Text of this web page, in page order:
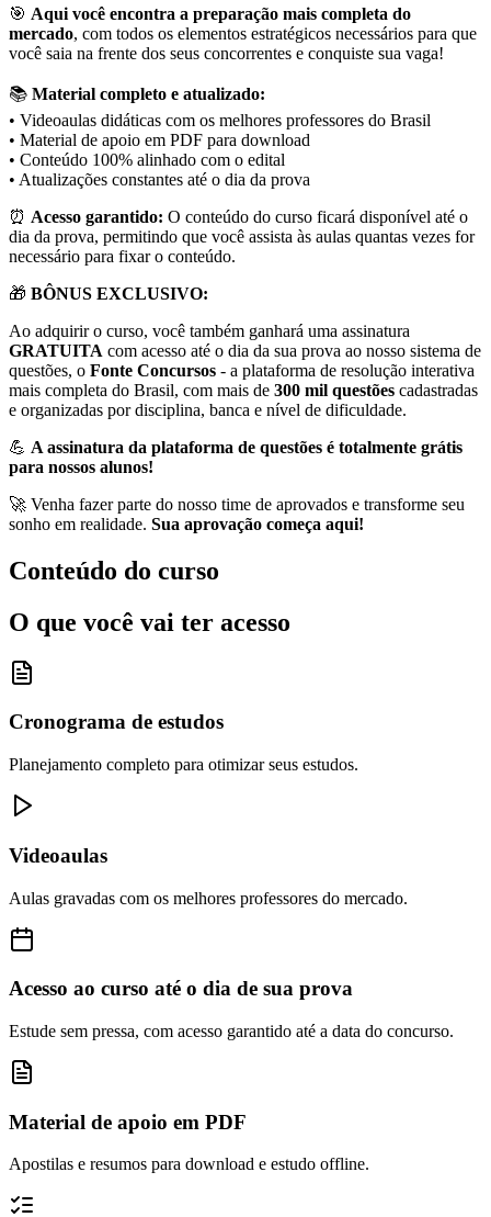
🎯 Aqui você encontra a preparação mais completa do
mercado, com todos os elementos estratégicos necessários para que
você saia na frente dos seus concorrentes e conquiste sua vaga!
📚 Material completo e atualizado:
• Videoaulas didáticas com os melhores professores do Brasil
• Material de apoio em PDF para download
• Conteúdo 100% alinhado com o edital
• Atualizações constantes até o dia da prova
⏰ Acesso garantido: O conteúdo do curso ficará disponível até o
dia da prova, permitindo que você assista às aulas quantas vezes for
necessário para fixar o conteúdo.
🎁 BÔNUS EXCLUSIVO:
Ao adquirir o curso, você também ganhará uma assinatura
GRATUITA com acesso até o dia da sua prova ao nosso sistema de
questões, o Fonte Concursos - a plataforma de resolução interativa
mais completa do Brasil, com mais de 300 mil questões cadastradas
e organizadas por disciplina, banca e nível de dificuldade.
💪 A assinatura da plataforma de questões é totalmente grátis
para nossos alunos!
🚀 Venha fazer parte do nosso time de aprovados e transforme seu
sonho em realidade. Sua aprovação começa aqui!
Conteúdo do curso
O que você vai ter acesso
Cronograma de estudos
Planejamento completo para otimizar seus estudos.
Videoaulas
Aulas gravadas com os melhores professores do mercado.
Acesso ao curso até o dia de sua prova
Estude sem pressa, com acesso garantido até a data do concurso.
Material de apoio em PDF
Apostilas e resumos para download e estudo offline.